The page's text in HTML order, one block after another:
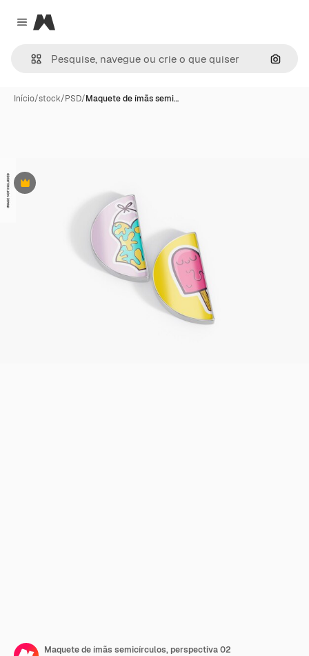
Close menu
Magnific
Início/stock/PSD/Maquete de ímãs semi…
Premium
Maquete de ímãs semicírculos, perspectiva 02